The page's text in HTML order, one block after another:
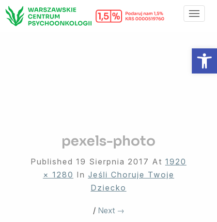
pexels-photo
Published 19 Sierpnia 2017 At 1920
× 1280 In Jeśli Choruje Twoje
Dziecko
/ Next →